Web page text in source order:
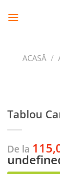
ACASĂ /
Tablou
De la